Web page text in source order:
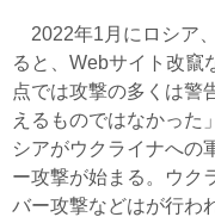
2022年1月にロシア
ると、Webサイト改竄
点では攻撃の多くは警
えるものではなかった
シアがウクライナへの
ー攻撃が始まる。ウク
バー攻撃などはが行わ